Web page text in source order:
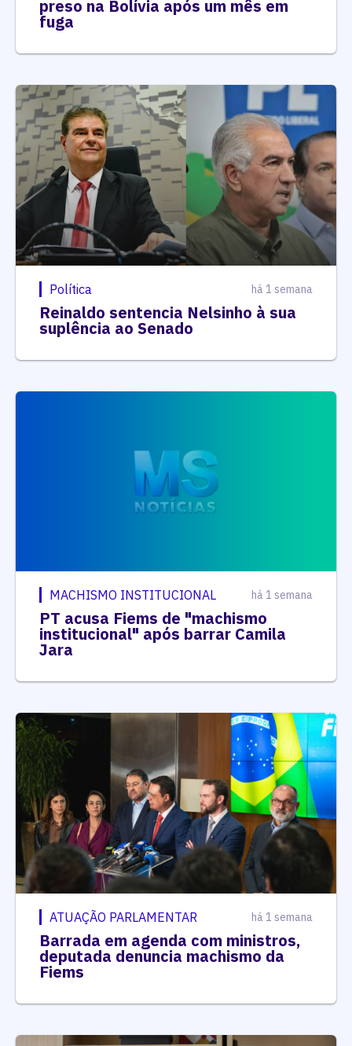
preso na Bolívia após um mês em
fuga
Política há 1 semana
Reinaldo sentencia Nelsinho à sua
suplência ao Senado
MACHISMO INSTITUCIONAL há 1 semana
PT acusa Fiems de "machismo
institucional" após barrar Camila
Jara
ATUAÇÃO PARLAMENTAR há 1 semana
Barrada em agenda com ministros,
deputada denuncia machismo da
Fiems